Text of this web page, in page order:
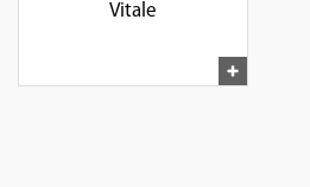
Vitale